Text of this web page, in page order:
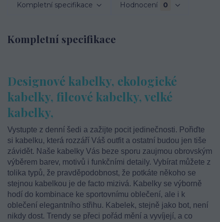
Kompletní specifikace Hodnocení 0
Kompletní specifikace
Designové kabelky, ekologické
kabelky, filcové kabelky, velké
kabelky,
Vystupte z denní šedi a zažijte pocit jedinečnosti. Pořiďte
si kabelku, která rozzáří Váš outfit a ostatní budou jen tiše
závidět. Naše kabelky Vás beze sporu zaujmou obrovským
výběrem barev, motivů i funkčními detaily. Vybírat můžete z
tolika typů, že pravděpodobnost, že potkáte někoho se
stejnou kabelkou je de facto mizivá. Kabelky se výborně
hodí do kombinace ke sportovnímu oblečení, ale i k
oblečení elegantního střihu. Kabelek, stejně jako bot, není
nikdy dost. Trendy se přeci pořád mění a vyvíjejí, a co